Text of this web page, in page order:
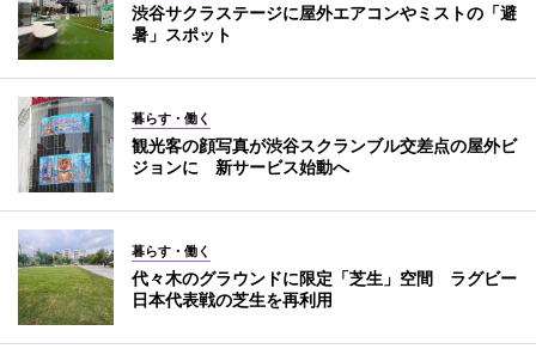
渋谷サクラステージに屋外エアコンやミストの「避
暑」スポット
暮らす・働く
観光客の顔写真が渋谷スクランブル交差点の屋外ビ
ジョンに 新サービス始動へ
暮らす・働く
代々木のグラウンドに限定「芝生」空間 ラグビー
日本代表戦の芝生を再利用